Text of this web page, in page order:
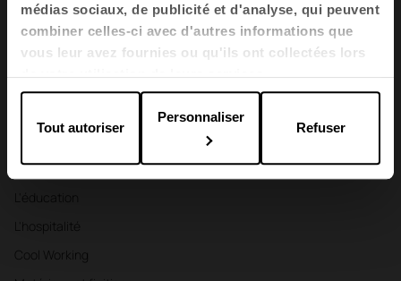
médias sociaux, de publicité et d'analyse, qui peuvent
combiner celles-ci avec d'autres informations que
vous leur avez fournies ou qu'ils ont collectées lors
de votre utilisation de leurs services.
Tout autoriser
Personnaliser
Refuser
Meubles de rangement pour bureau
Santé
L'hospitalité
Cool Working